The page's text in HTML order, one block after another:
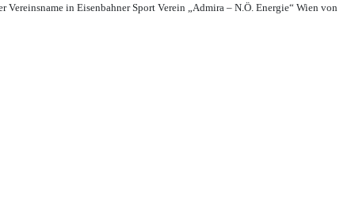
Vereinsname in Eisenbahner Sport Verein „Admira – N.Ö. Energie“ Wien von